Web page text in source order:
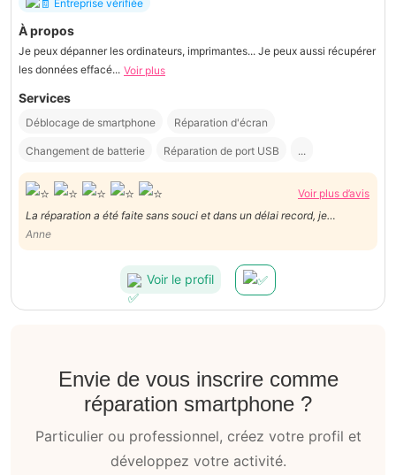
Entreprise vérifiée
À propos
Je peux dépanner les ordinateurs, imprimantes... Je peux aussi récupérer
les données effacé... Voir plus
Services
Déblocage de smartphone Réparation d'écran
Changement de batterie Réparation de port USB ...
Voir plus d’avis
La réparation a été faite sans souci et dans un délai record, je
recommande !
Anne
Voir le profil
Envie de vous inscrire comme
réparation smartphone ?
Particulier ou professionnel, créez votre profil et
développez votre activité.